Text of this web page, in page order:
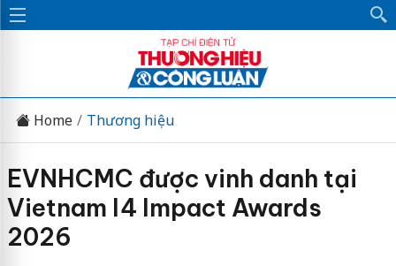
Home Thương hiệu
EVNHCMC được vinh danh tại
Vietnam I4 Impact Awards
2026